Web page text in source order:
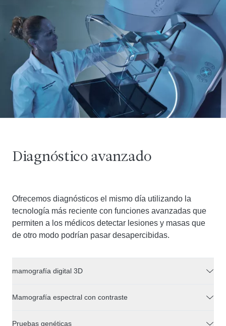
Diagnóstico avanzado
Ofrecemos diagnósticos el mismo día utilizando la
tecnología más reciente con funciones avanzadas que
permiten a los médicos detectar lesiones y masas que
de otro modo podrían pasar desapercibidas.
mamografía digital 3D
Mamografía espectral con contraste
Pruebas genéticas